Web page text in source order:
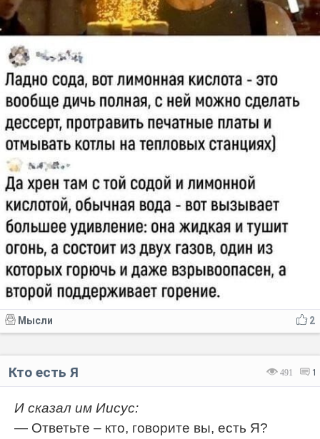
2
Мысли
491 1
Кто есть Я
И сказал им Иисус:
— Ответьте – кто, говорите вы, есть Я?